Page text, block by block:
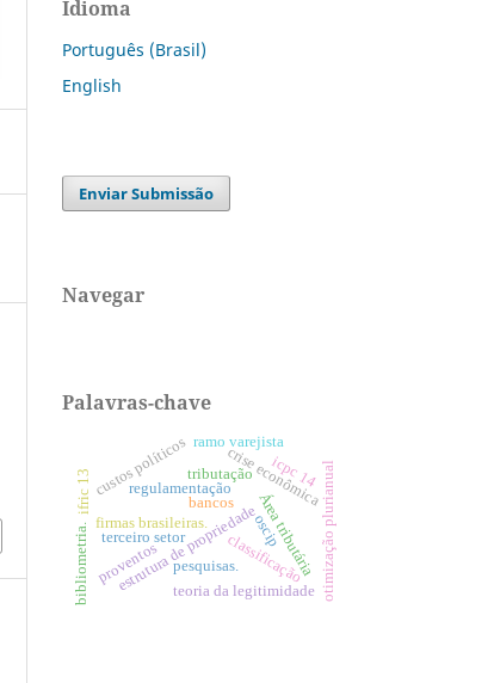
Idioma
Português (Brasil)
English
Enviar Submissão
Navegar
Palavras-chave
classificação
Área tributária
tributação
estrutura de propriedade
firmas brasileiras.
bibliometria.
bancoscrise econômica
regulamentação
pesquisas.
terceiro setor oscip
ramo varejista
teoria da legitimidade
custos políticos
ifric 13 otimização plurianual
icpc 14
proventos